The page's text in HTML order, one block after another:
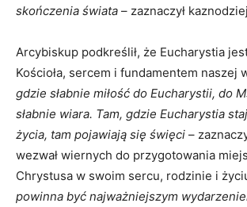
skończenia świata – zaznaczył
Arcybiskup podkreślił, że Eucharystia
Kościoła, sercem i fundamentem naszej
gdzie słabnie miłość do Eucharystii, do
słabnie wiara. Tam, gdzie Eucharystia
życia, tam pojawiają się święci –
wezwał wiernych do przygotowania
Chrystusa w swoim sercu, rodzinie i
powinna być najważniejszym